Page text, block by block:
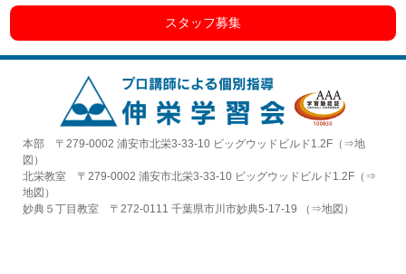
スタッフ募集
本部 〒279-0002 浦安市北栄3-33-10 ビッグウッドビルド1.2F（⇒地
図 ）
北栄教室 〒279-0002 浦安市北栄3-33-10 ビッグウッドビルド1.2F（⇒
地図 ）
妙典５丁目教室 〒272-0111 千葉県市川市妙典5-17-19 （⇒地図 ）